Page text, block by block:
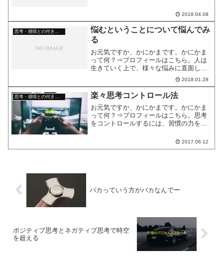
うに悩んでいるあなたの参考になれば幸
いです。最初は、メルマガ登録フォーム
を設置して、「メルマガや...
2018.04.08
悩むということについて悩んでみ
る
お元気ですか、かにかまです。かにかま
って何？⇒プロフィールはこちら。人は
生きていく上で、様々な悩みに直面しま
す。なぜ人は悩むのでしょう。何につい
て悩むのでしょう。悩むという行為をし
ている時、一体何をしているのでしょ
う。今回は、悩むということ...
2018.01.28
楽々思考コントロール法
お元気ですか、かにかまです。かにかま
って何？⇒プロフィールはこちら。思考
をコントロールするには、習慣の力を利
することで、楽に思考をコントロールで
きます。習慣の力とは例えば、毎日歯磨
2017.06.12
バカっていう方がバカなんでー
ポジティブ思考とネガティブ思考で時空
を超える